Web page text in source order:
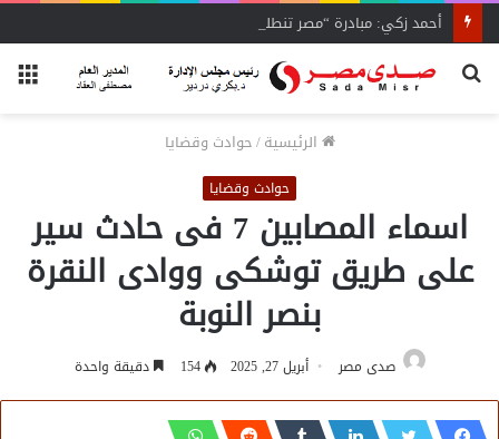
أحمد زكي: مبادرة “مصر تنطلق بالتصدير”
بحث
الرئيسية/حوادث وقضايا
حوادث وقضايا
اسماء المصابين 7 فى حادث سير
على طريق توشكى ووادى النقرة
بنصر النوبة
صدى مصر أبريل 27, 2025 154 دقيقة واحدة